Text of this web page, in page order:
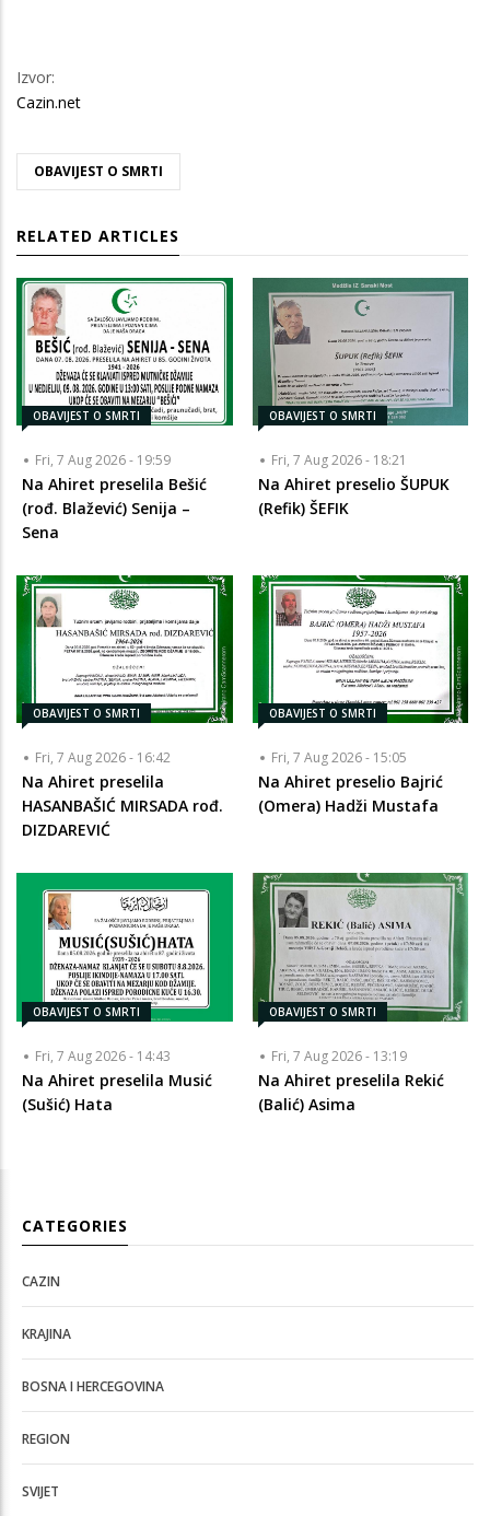
Izvor:
Cazin.net
OBAVIJEST O SMRTI
RELATED ARTICLES
OBAVIJEST O SMRTI
Fri, 7 Aug 2026 - 19:59
Na Ahiret preselila Bešić
(rođ. Blažević) Senija –
Sena
OBAVIJEST O SMRTI
Fri, 7 Aug 2026 - 18:21
Na Ahiret preselio ŠUPUK
(Refik) ŠEFIK
OBAVIJEST O SMRTI
Fri, 7 Aug 2026 - 16:42
Na Ahiret preselila
HASANBAŠIĆ MIRSADA rođ.
DIZDAREVIĆ
OBAVIJEST O SMRTI
Fri, 7 Aug 2026 - 15:05
Na Ahiret preselio Bajrić
(Omera) Hadži Mustafa
OBAVIJEST O SMRTI
Fri, 7 Aug 2026 - 14:43
Na Ahiret preselila Musić
(Sušić) Hata
OBAVIJEST O SMRTI
Fri, 7 Aug 2026 - 13:19
Na Ahiret preselila Rekić
(Balić) Asima
CATEGORIES
CAZIN
KRAJINA
BOSNA I HERCEGOVINA
REGION
SVIJET